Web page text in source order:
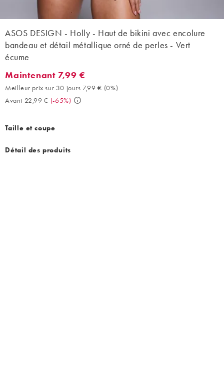
ASOS DESIGN - Holly - Haut de bikini avec encolure
bandeau et détail métallique orné de perles - Vert
écume
Maintenant 7,99 €. Meilleur prix sur 30 jours 7,99 € (0%). Avant
Maintenant 7,99 €
Meilleur prix sur 30 jours 7,99 € (0%)
Avant 22,99 € (-65%)
Taille et coupe
Détail des produits